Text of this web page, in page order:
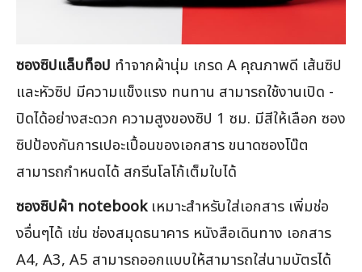
ซองซิปแล็บท็อป ทำจากผ้านุ่ม เกรด A คุณภาพดี เส้นซิป
และหัวซิป มีความแข็งแรง ทนทาน สามารถใช้งานเปิด -
ปิดได้อย่างสะดวก ความสูงของซิป 1 ซม. มีสีให้เลือก ซอง
ซิปป้องกันการเปอะเปื้อนของเอกสาร ขนาดซองโน๊ต
สามารถกำหนดได้ สกรีนโลโก้เต็มใบได้
ซองซิปผ้า notebookเหมาะสำหรับใส่เอกสาร เพิ่มช่อ
งอื่นๆได้ เช่น ช่องสมุดธนาคาร หนังสือเดินทาง เอกสาร
A4, A3, A5 สามารถออกแบบให้สามารถใส่นามบัตรได้